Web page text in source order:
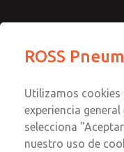
ROSS
Utilizamos cookies
experiencia
selecciona
nuestro uso de